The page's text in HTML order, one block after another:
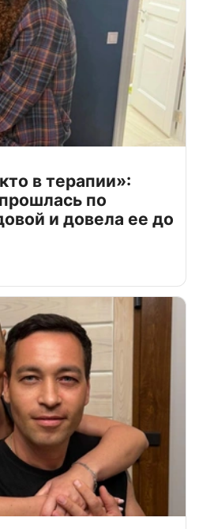
в терапии»:
по
и довела ее до